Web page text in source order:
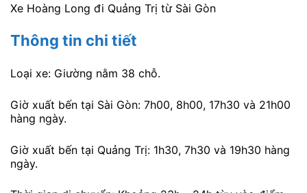
Xe Hoàng Long đi Quảng Trị từ Sài Gòn
Thông tin chi tiết
Loại xe: Giường nằm 38 chỗ.
Giờ xuất bến tại Sài Gòn: 7h00, 8h00, 17h30 và 21h00
hàng ngày.
Giờ xuất bến tại Quảng Trị: 1h30, 7h30 và 19h30 hàng
ngày.